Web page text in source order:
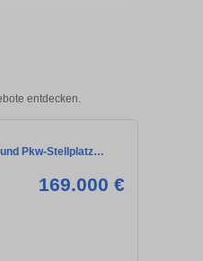
entdecken.
Pkw-Stellplatz…
169.000 €